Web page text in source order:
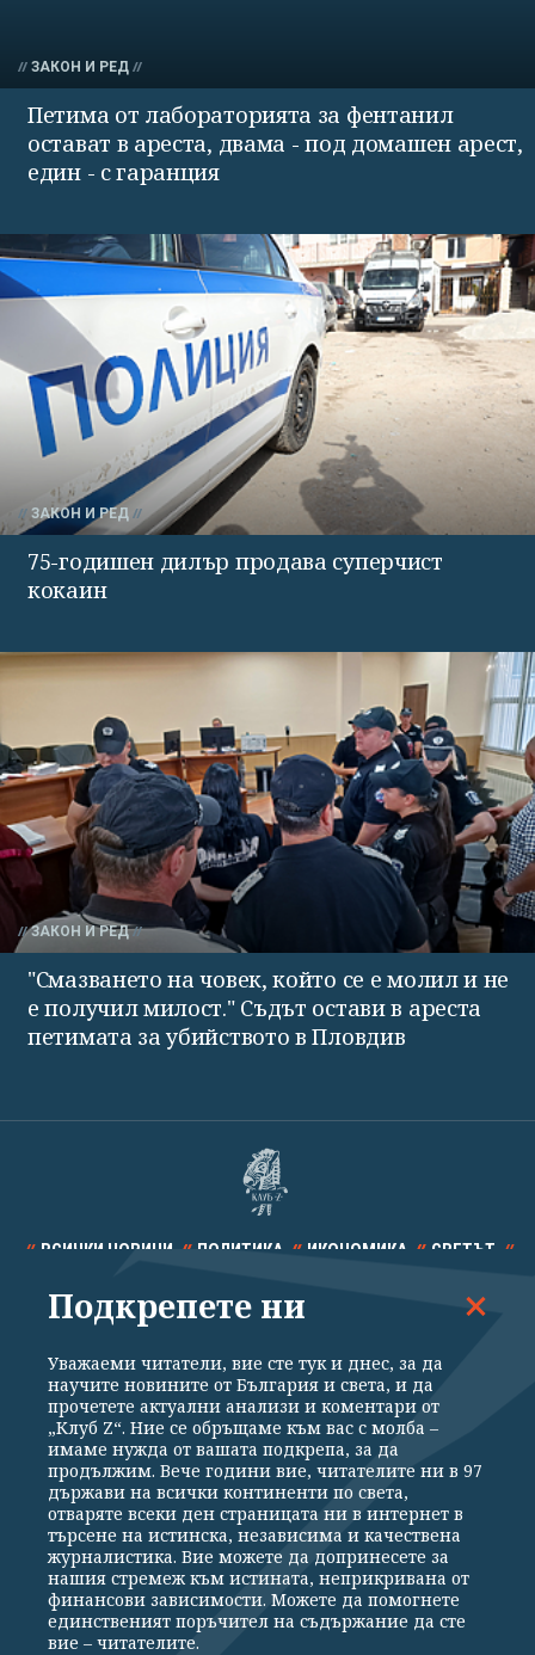
ЗАКОН И РЕД
Петима от лабораторията за фентанил
остават в ареста, двама - под домашен арест,
един - с гаранция
ЗАКОН И РЕД
75-годишен дилър продава суперчист
кокаин
ЗАКОН И РЕД
"Смазването на човек, който се е молил и не
е получил милост." Съдът остави в ареста
петимата за убийството в Пловдив
ВСИЧКИ НОВИНИ ПОЛИТИКА ИКОНОМИКА СВЕТЪТ
СПОРТ КУЛТУРА ТЕХНОЛОГИИ КАЛЕЙДОСКОП
Общи условия
Политика за поверителност
Реклама
Партньори Контакти
За Клуб Z
Екип
Подкрепете ни
Издател на www.clubz.bg е „Клуб Зебра Медия“ ЕООД, София, ул. "Алеко
Константинов" 3. Всички права запазени 2026 „Клуб Зебра Медия“
Подкрепете ни
Уважаеми читатели, вие сте тук и днес, за да
научите новините от България и света, и да
прочетете актуални анализи и коментари от
„Клуб Z“. Ние се обръщаме към вас с молба –
имаме нужда от вашата подкрепа, за да
продължим. Вече години вие, читателите ни в 97
държави на всички континенти по света,
отваряте всеки ден страницата ни в интернет в
търсене на истинска, независима и качествена
журналистика. Вие можете да допринесете за
нашия стремеж към истината, неприкривана от
финансови зависимости. Можете да помогнете
единственият поръчител на съдържание да сте
вие – читателите.